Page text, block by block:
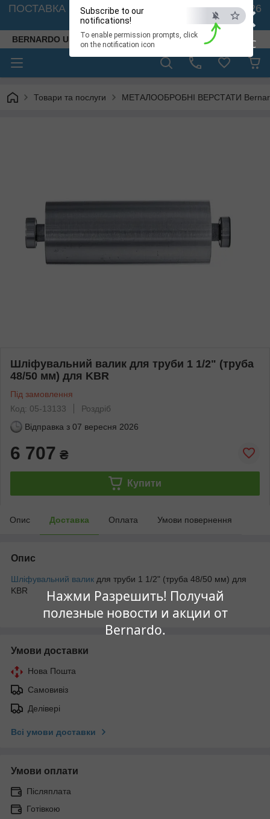
×
ESC
Нажми Разрешить! Получай
полезные новости и акции от
Bernardo.
Subscribe to our
notifications!
To enable permission prompts, click
on the notification icon
ПОСТАВКА ВЕРСТАТІВ З АВСТРІЇ - 🚛 26.08. 2026
🚛
BERNARDO UKRAINE
Товари та послуги МЕТАЛООБРОБНІ ВЕРСТАТИ
Шліфувальний валик для труби 1 1/2" (труба
48/50 мм) для KBR
Під замовлення
Код: 05-13133
Роздріб
Відправка з 07 вересня 2026
6 707 ₴
Купити
Опис Доставка Оплата Умови повернення
Опис
Шліфувальний валик для труби 1 1/2" (труба 48/50 мм) для
KBR
Умови доставки
Нова Пошта
Самовивіз
Делівері
Всі умови доставки
Умови оплати
Післяплата
Готівкою